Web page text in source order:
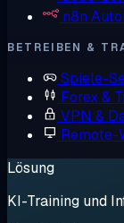
n8n
BETREIBEN &
Spiele-
Forex &
VPN &
Remote-
Lösung
KI-Training und